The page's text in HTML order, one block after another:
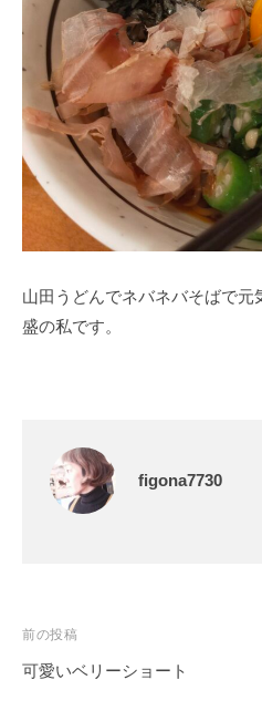
山田うどんでネバネバそばで元
盛の私です。
figona7730
前の投稿
可愛いベリーショート